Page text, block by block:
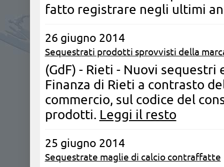
fatto registrare negli ultimi
26 giugno 2014
Sequestrati prodotti sprovvisti della
(GdF) - Rieti - Nuovi
Finanza di Rieti a contrasto
commercio, sul codice del
prodotti. Leggi il resto
25 giugno 2014
Sequestrate maglie di calcio contraffatte